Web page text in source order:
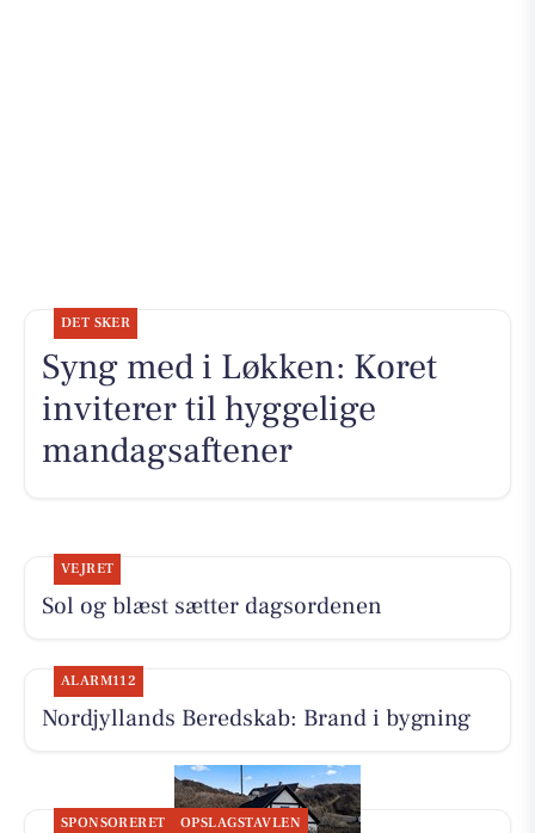
DET SKER
Syng med i Løkken: Koret
inviterer til hyggelige
mandagsaftener
VEJRET
Sol og blæst sætter dagsordenen
ALARM112
Nordjyllands Beredskab: Brand i bygning
SPONSORERET OPSLAGSTAVLEN